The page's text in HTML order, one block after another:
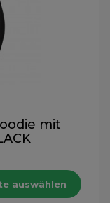
mit
auswählen